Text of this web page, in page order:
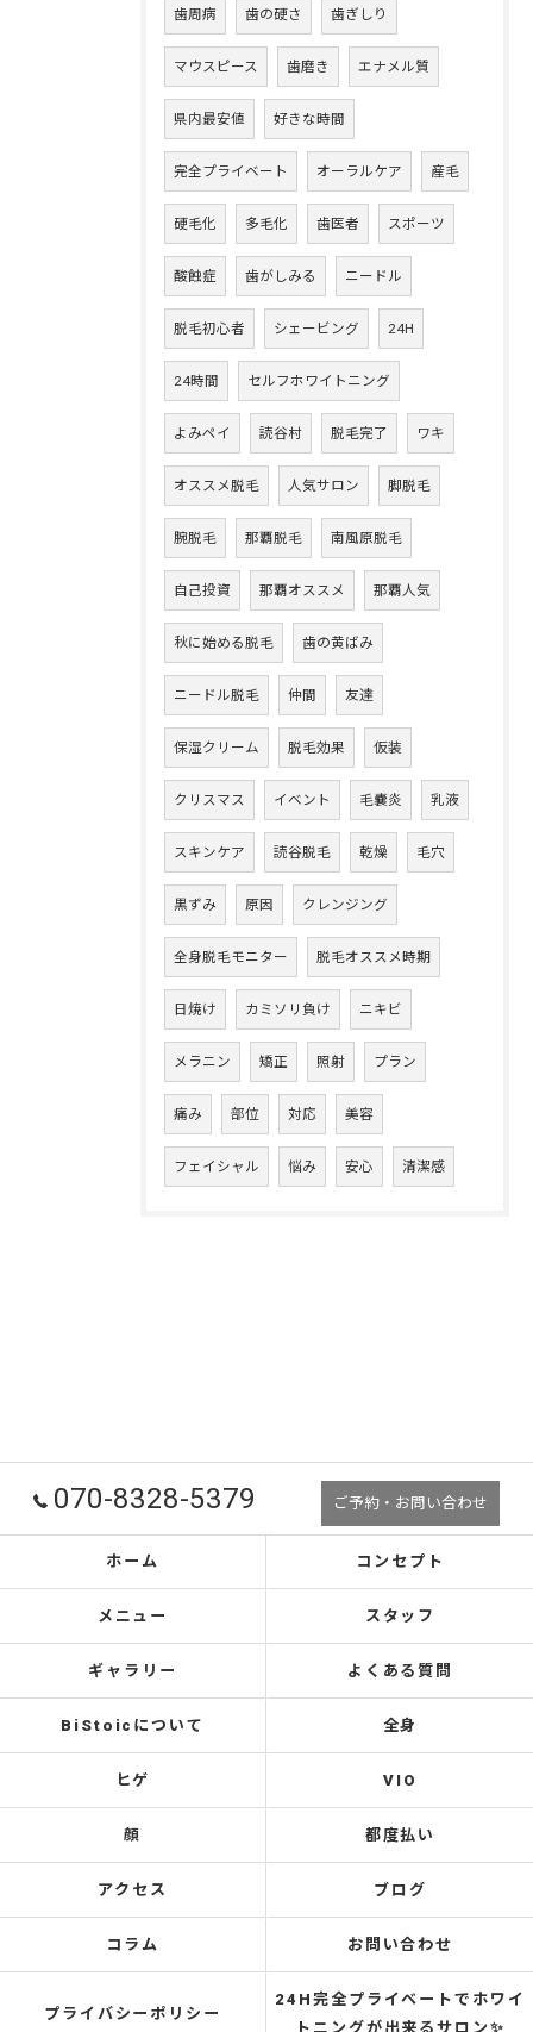
歯周病 歯の硬さ 歯ぎしり
マウスピース 歯磨き エナメル質
県内最安値 好きな時間
完全プライベート オーラルケア 産毛
硬毛化 多毛化 歯医者 スポーツ
酸蝕症 歯がしみる ニードル
脱毛初心者 シェービング 24H
24時間 セルフホワイトニング
よみペイ 読谷村 脱毛完了 ワキ
オススメ脱毛 人気サロン 脚脱毛
腕脱毛 那覇脱毛 南風原脱毛
自己投資 那覇オススメ 那覇人気
秋に始める脱毛 歯の黄ばみ
ニードル脱毛 仲間 友達
保湿クリーム 脱毛効果 仮装
クリスマス イベント 毛嚢炎 乳液
スキンケア 読谷脱毛 乾燥 毛穴
黒ずみ 原因 クレンジング
全身脱毛モニター 脱毛オススメ時期
日焼け カミソリ負け ニキビ
メラニン 矯正 照射 プラン
痛み 部位 対応 美容
フェイシャル 悩み 安心 清潔感
070-8328-5379 ご予約・お問い合わせ
ホーム コンセプト
メニュー スタッフ
ギャラリー よくある質問
BiStoicについて 全身
ヒゲ VIO
顔 都度払い
アクセス ブログ
コラム お問い合わせ
プライバシーポリシー
24H完全プライベートでホワイ
トニングが出来るサロン✨